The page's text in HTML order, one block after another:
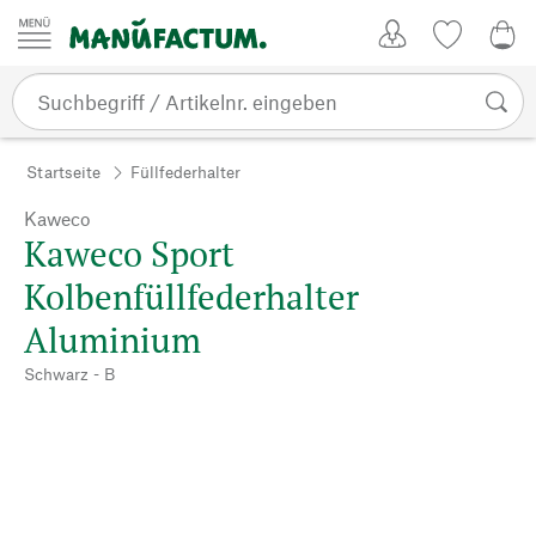
Zum Inhalt springen
Startseite Füllfederhalter
Kaweco
Kaweco Sport
Kolbenfüllfederhalter
Aluminium
Schwarz - B